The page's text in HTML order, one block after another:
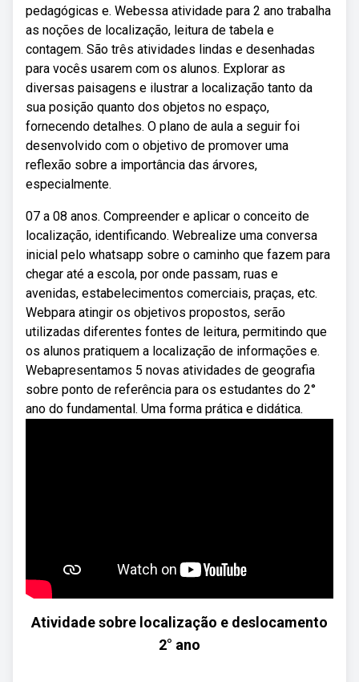
pedagógicas e. Webessa atividade para 2 ano trabalha
as noções de localização, leitura de tabela e
contagem. São três atividades lindas e desenhadas
para vocês usarem com os alunos. Explorar as
diversas paisagens e ilustrar a localização tanto da
sua posição quanto dos objetos no espaço,
fornecendo detalhes. O plano de aula a seguir foi
desenvolvido com o objetivo de promover uma
reflexão sobre a importância das árvores,
especialmente.
07 a 08 anos. Compreender e aplicar o conceito de
localização, identificando. Webrealize uma conversa
inicial pelo whatsapp sobre o caminho que fazem para
chegar até a escola, por onde passam, ruas e
avenidas, estabelecimentos comerciais, praças, etc.
Webpara atingir os objetivos propostos, serão
utilizadas diferentes fontes de leitura, permitindo que
os alunos pratiquem a localização de informações e.
Webapresentamos 5 novas atividades de geografia
sobre ponto de referência para os estudantes do 2°
ano do fundamental. Uma forma prática e didática.
Atividade sobre localização e deslocamento
2° ano